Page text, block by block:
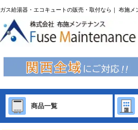
ガス給湯器・エコキュートの販売・取付なら｜ 布施メ
商品一覧